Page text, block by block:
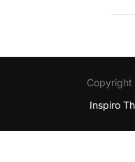
Inspiro